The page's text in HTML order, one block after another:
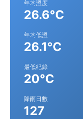
年均溫度
26.6°C
年均低溫
26.1°C
最低紀錄
20°C
降雨日數
127